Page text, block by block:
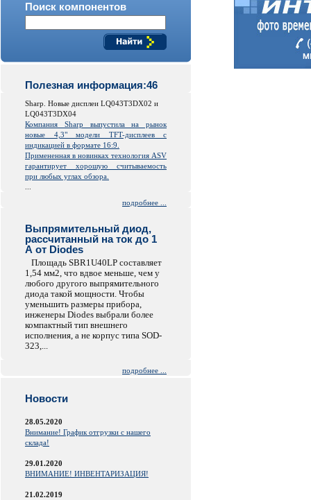
Поиск компонентов
Полезная информация:46
Sharp. Новые дисплеи LQ043T3DX02 и
LQ043T3DX04
Компания Sharp выпустила на рынок
новые 4,3" модели TFT-дисплеев с
индикацией в формате 16:9.
Примененная в новинках технология ASV
гарантирует хорошую считываемость
при любых углах обзора.
подробнее ...
Выпрямительный диод,
рассчитанный на ток до 1
А от Diodes
Площадь SBR1U40LP составляет
1,54 мм2, что вдвое меньше, чем у
любого другого выпрямительного
диода такой мощности. Чтобы
уменьшить размеры прибора,
инженеры Diodes выбрали более
компактный тип внешнего
исполнения, а не корпус типа SOD-
323,...
подробнее ...
Новости
28.05.2020
Внимание! График отгрузки с нашего
склада!
29.01.2020
ВНИМАНИЕ! ИНВЕНТАРИЗАЦИЯ!
21.02.2019